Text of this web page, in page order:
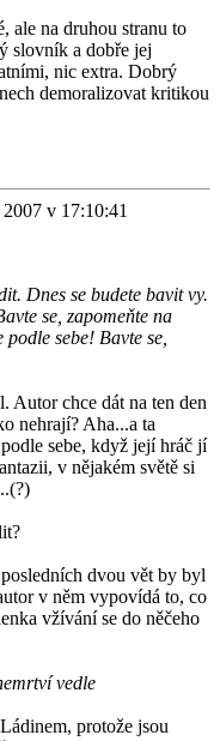
ale na druhou stranu to
slovník a dobře jej
nic extra. Dobrý
demoralizovat kritikou
v 17:10:41
Dnes se budete bavit vy.
se, zapomeňte na
sebe! Bavte se,
Autor chce dát na ten den
nehrají? Aha...a ta
sebe, když její hráč jí
v nějakém světě si
dvou vět by byl
v něm vypovídá to, co
vžívání se do něčeho
vedle
protože jsou